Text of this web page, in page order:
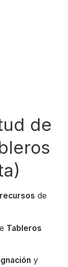
de
de
Tableros
y